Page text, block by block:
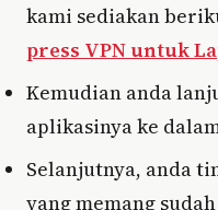
kami sediakan
press VPN untuk
Kemudian anda
aplikasinya ke
Selanjutnya, anda
yang memang